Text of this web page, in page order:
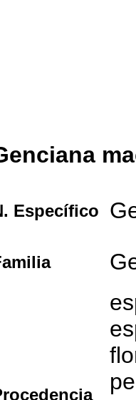
Específico